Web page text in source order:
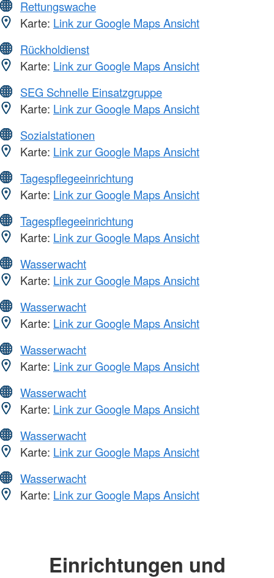
Rettungswache
Karte: Link zur Google Maps Ansicht
Rückholdienst
Karte: Link zur Google Maps Ansicht
SEG Schnelle Einsatzgruppe
Karte: Link zur Google Maps Ansicht
Sozialstationen
Karte: Link zur Google Maps Ansicht
Tagespflegeeinrichtung
Karte: Link zur Google Maps Ansicht
Tagespflegeeinrichtung
Karte: Link zur Google Maps Ansicht
Wasserwacht
Karte: Link zur Google Maps Ansicht
Wasserwacht
Karte: Link zur Google Maps Ansicht
Wasserwacht
Karte: Link zur Google Maps Ansicht
Wasserwacht
Karte: Link zur Google Maps Ansicht
Wasserwacht
Karte: Link zur Google Maps Ansicht
Wasserwacht
Karte: Link zur Google Maps Ansicht
Einrichtungen und